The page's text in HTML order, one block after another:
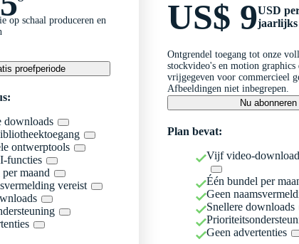
op schaal produceren en
proefperiode
downloads
ontwerptools
functies
maand
vereist
US$ 9USD
jaarlijks
Ontgrendel toegang tot onze
stockvideo's en motion graphics
vrijgegeven voor commercieel
Afbeeldingen niet inbegrepen.
Nu abonneren
Plan bevat:
Vijf video-
Één bundel per
Geen
Snellere downloads
Geen advertenties